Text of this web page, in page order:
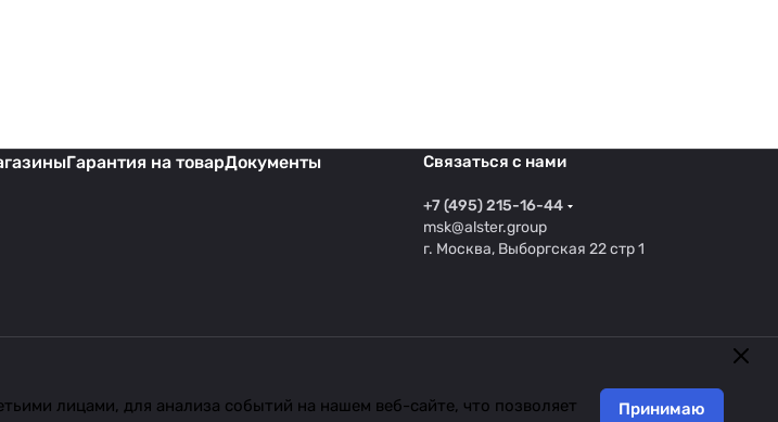
Гарантия на товарДокументы
Связаться с нами
+7 (495) 215-16-44
msk@alster.group
г. Москва, Выборгская 22 стр 1
лицами, для анализа событий на нашем веб-сайте, что позволяет
Принимаю